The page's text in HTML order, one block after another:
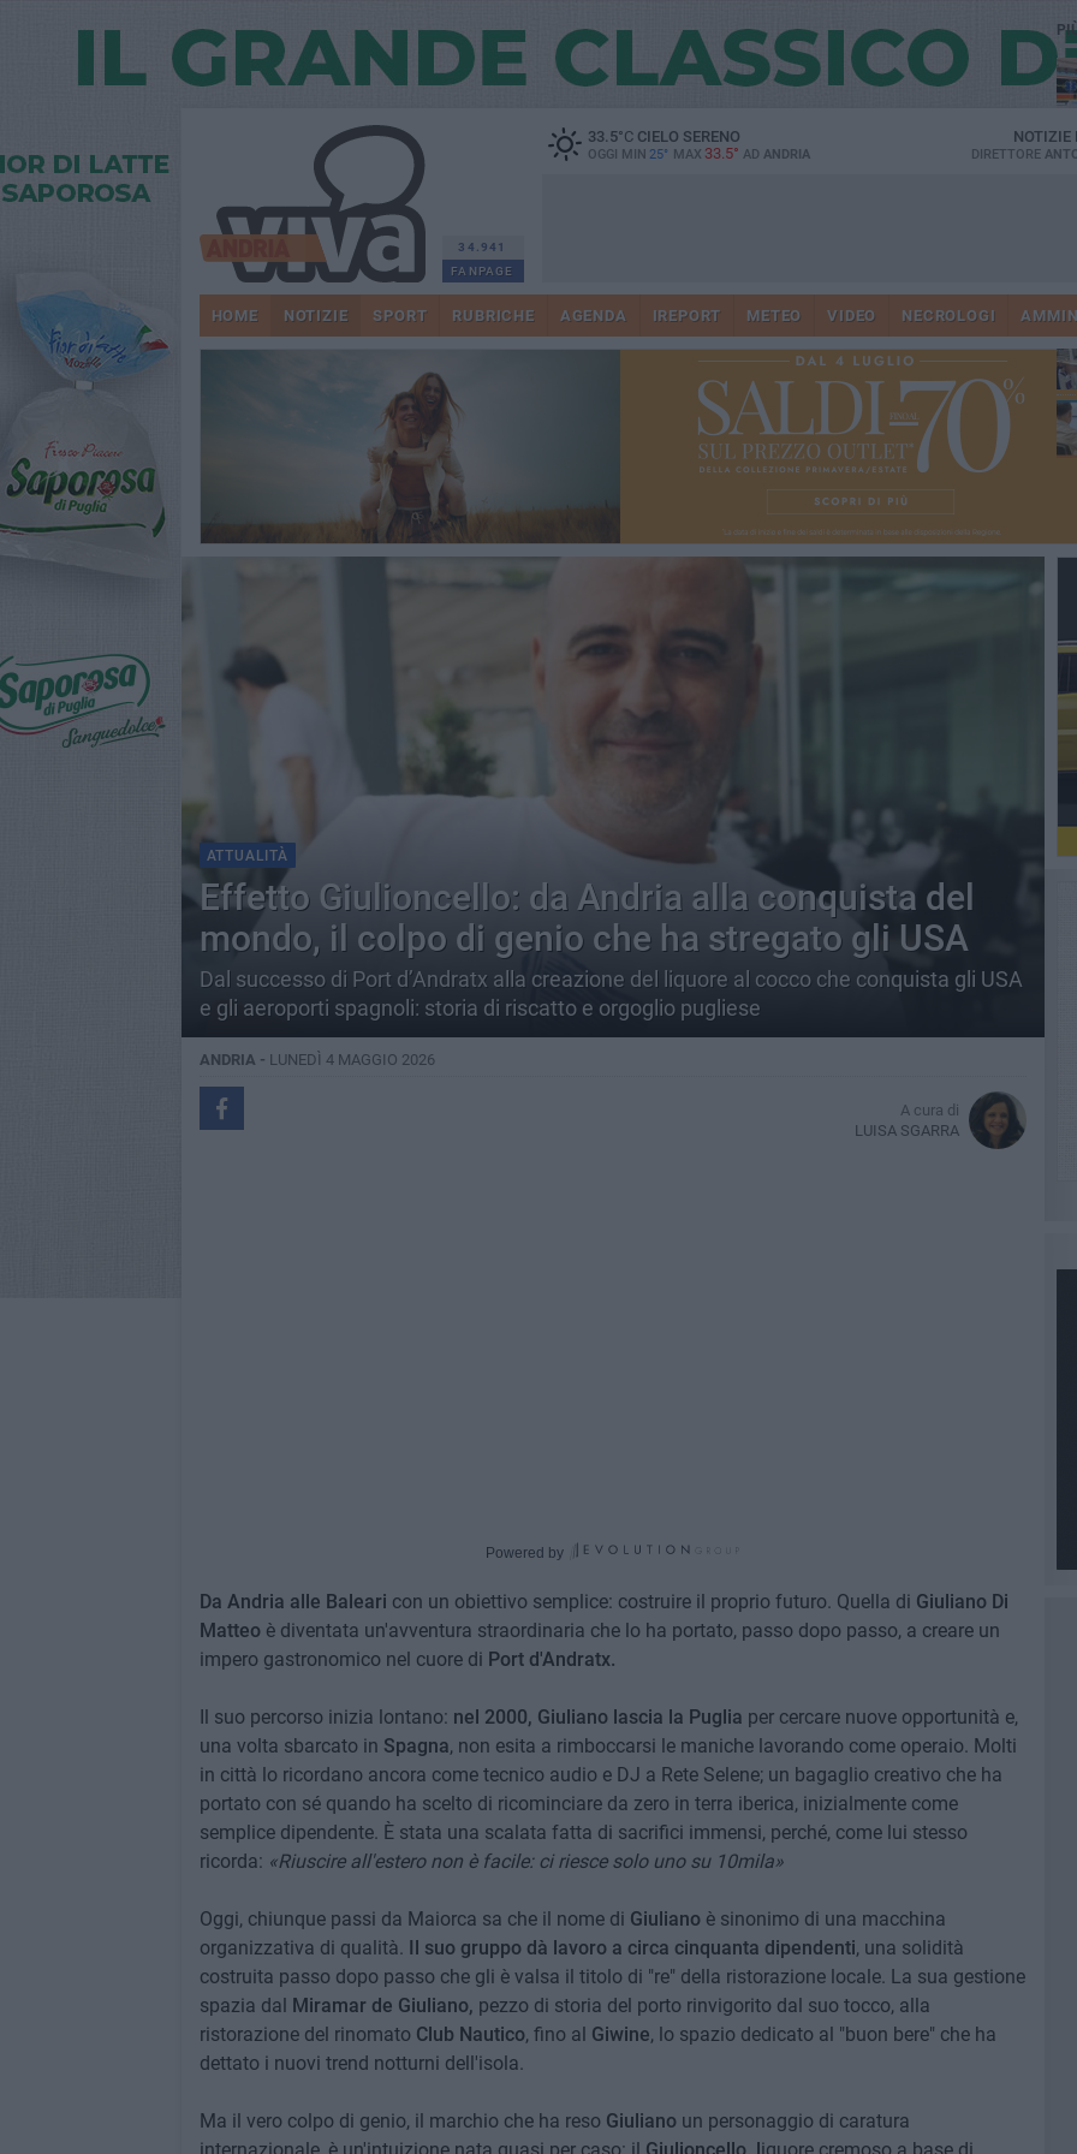
34.941
FANPAGE
33.5°CCIELO SERENO
OGGI MIN 25° MAX 33.5° AD ANDRIA DIRETTORE
HOME NOTIZIE SPORT RUBRICHE AGENDA IREPORT METEO VIDEO NECROLOGI
ATTUALITÀ
Effetto Giulioncello: da Andria alla conquista del
mondo, il colpo di genio che ha stregato gli USA
Dal successo di Port d’Andratx alla creazione del liquore al cocco che conquista gli USA
e gli aeroporti spagnoli: storia di riscatto e orgoglio pugliese
ANDRIA - LUNEDÌ 4 MAGGIO 2026
A cura di
LUISA SGARRA
Powered by
Da Andria alle Baleari con un obiettivo semplice: costruire il proprio futuro. Quella di Giuliano Di
Matteo è diventata un'avventura straordinaria che lo ha portato, passo dopo passo, a creare un
impero gastronomico nel cuore di Port d'Andratx.
Il suo percorso inizia lontano: nel 2000, Giuliano lascia la Puglia per cercare nuove opportunità e,
una volta sbarcato in Spagna, non esita a rimboccarsi le maniche lavorando come operaio. Molti
in città lo ricordano ancora come tecnico audio e DJ a Rete Selene; un bagaglio creativo che ha
portato con sé quando ha scelto di ricominciare da zero in terra iberica, inizialmente come
semplice dipendente. È stata una scalata fatta di sacrifici immensi, perché, come lui stesso
ricorda: «Riuscire all'estero non è facile: ci riesce solo uno su 10mila»
Oggi, chiunque passi da Maiorca sa che il nome di Giuliano è sinonimo di una macchina
organizzativa di qualità. Il suo gruppo dà lavoro a circa cinquanta dipendenti, una solidità
costruita passo dopo passo che gli è valsa il titolo di "re" della ristorazione locale. La sua gestione
spazia dal Miramar de Giuliano, pezzo di storia del porto rinvigorito dal suo tocco, alla
ristorazione del rinomato Club Nautico, fino al Giwine, lo spazio dedicato al "buon bere" che ha
dettato i nuovi trend notturni dell'isola.
Ma il vero colpo di genio, il marchio che ha reso Giuliano un personaggio di caratura